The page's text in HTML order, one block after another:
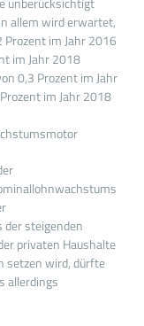
allem wird erwartet,
im Jahr 2016
im Jahr 2018
0,3 Prozent im Jahr
im Jahr 2018
steigenden
privaten Haushalte
setzen wird, dürfte
allerdings